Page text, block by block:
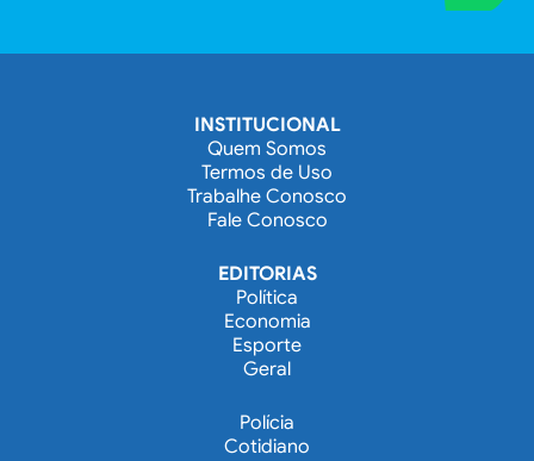
INSTITUCIONAL
Quem Somos
Termos de Uso
Trabalhe Conosco
Fale Conosco
EDITORIAS
Política
Economia
Esporte
Geral
Polícia
Cotidiano